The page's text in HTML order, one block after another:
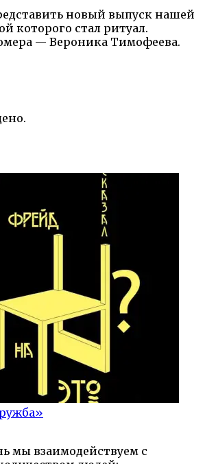
новый выпуск нашей
которого стал ритуал.
— Вероника Тимофеева.
мы взаимодействуем с